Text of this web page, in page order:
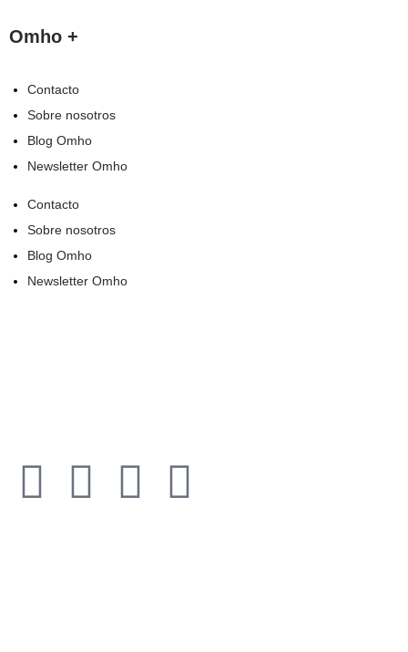
Omho +
Contacto
Sobre nosotros
Blog Omho
Newsletter Omho
Contacto
Sobre nosotros
Blog Omho
Newsletter Omho